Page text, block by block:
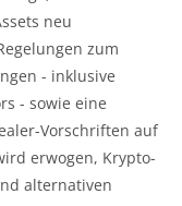
neu
zum
- inklusive
- sowie eine
Vorschriften auf
erwogen, Krypto-
alternativen